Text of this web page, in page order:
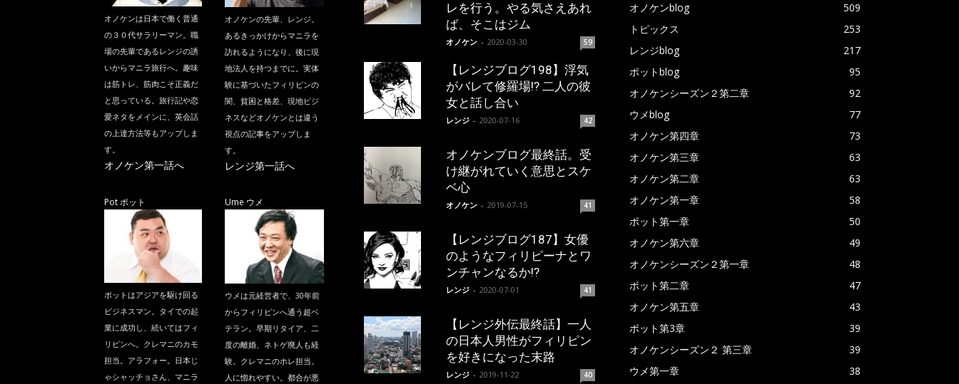
オノケンは日本で働く普通
の３０代サラリーマン。職
場の先輩であるレンジの誘
いからマニラ旅行へ。趣味
は筋トレ、筋肉こそ正義だ
と思っている。旅行記や恋
愛ネタをメインに、英会話
の上達方法等もアップしま
す。
オノケン第一話へ
オノケンの先輩、レンジ。
あるきっかけからマニラを
訪れるようになり、後に現
地法人を持つまでに。実体
験に基づいたフィリピンの
闇、貧困と格差、現地ビジ
ネスなどオノケンとは違う
視点の記事をアップしま
す。
レンジ第一話へ
Pot ポット
ポットはアジアを駆け回る
ビジネスマン。タイでの起
業に成功し、続いてはフィ
リピンへ。クレマニのカモ
担当。アラフォー。日本じ
ゃシャッチョさん、マニラ
Ume ウメ
ウメは元経営者で、30年前
からフィリピンへ通う超ベ
テラン。早期リタイア、二
度の離婚、ネトゲ廃人も経
験。クレマニのホレ担当。
人に惚れやすい。都合が悪
レを行う。やる気さえあれ
ば、そこはジム
オノケン - 2020-03-30 59
【レンジブログ198】浮気
がバレて修羅場!? 二人の彼
女と話し合い
レンジ - 2020-07-16 42
オノケンブログ最終話。受
け継がれていく意思とスケ
ベ心
オノケン - 2019-07-15 41
【レンジブログ187】女優
のようなフィリピーナとワ
ンチャンなるか!?
レンジ - 2020-07-01 41
【レンジ外伝最終話】一人
の日本人男性がフィリピン
を好きになった末路
レンジ - 2019-11-22 40
オノケンblog
509
トピックス
253
レンジblog
217
ポットblog
95
オノケンシーズン２第二章
92
ウメblog
77
オノケン第四章
73
オノケン第三章
63
オノケン第二章
63
オノケン第一章
58
ポット第一章
50
オノケン第六章
49
オノケンシーズン２第一章
48
ポット第二章
47
オノケン第五章
43
ポット第3章
39
オノケンシーズン２ 第三章
39
ウメ第一章
38